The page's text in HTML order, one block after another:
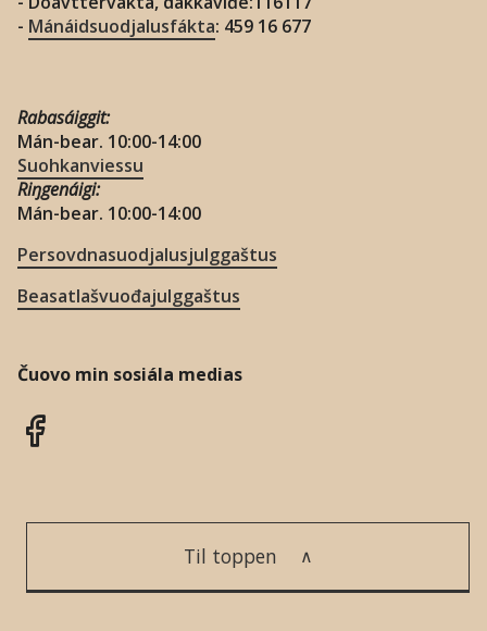
- Mánáidsuodjalusfákta: 459 16 677
Rabasáiggit:
Mán-bear. 10:00-14:00
Suohkanviessu
Riŋgenáigi:
Mán-bear. 10:00-14:00
Persovdnasuodjalusjulggaštus
Beasatlašvuođajulggaštus
Čuovo min sosiála medias
Til toppen